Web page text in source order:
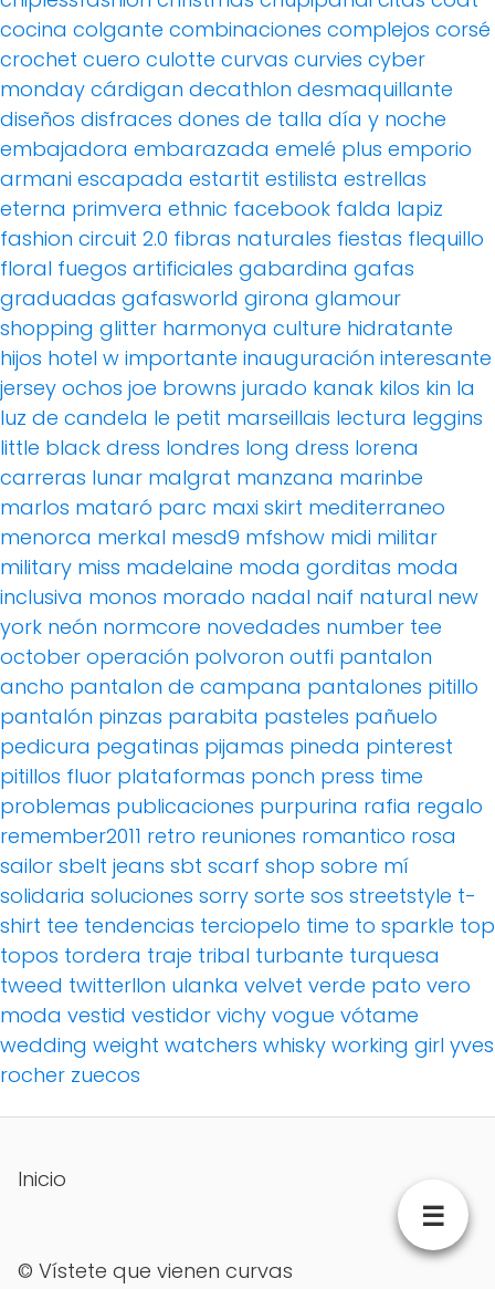
cocina colgante combinaciones complejos corsé
crochet cuero culotte curvas curvies cyber
monday cárdigan decathlon desmaquillante
diseños disfraces dones de talla día y noche
embajadora embarazada emelé plus emporio
armani escapada estartit estilista estrellas
eterna primvera ethnic facebook falda lapiz
fashion circuit 2.0 fibras naturales fiestas flequillo
floral fuegos artificiales gabardina gafas
graduadas gafasworld girona glamour
shopping glitter harmonya culture hidratante
hijos hotel w importante inauguración interesante
jersey ochos joe browns jurado kanak kilos kin la
luz de candela le petit marseillais lectura leggins
little black dress londres long dress lorena
carreras lunar malgrat manzana marinbe
marlos mataró parc maxi skirt mediterraneo
menorca merkal mesd9 mfshow midi militar
military miss madelaine moda gorditas moda
inclusiva monos morado nadal naif natural new
york neón normcore novedades number tee
october operación polvoron outfi pantalon
ancho pantalon de campana pantalones pitillo
pantalón pinzas parabita pasteles pañuelo
pedicura pegatinas pijamas pineda pinterest
pitillos fluor plataformas ponch press time
problemas publicaciones purpurina rafia regalo
remember2011 retro reuniones romantico rosa
sailor sbelt jeans sbt scarf shop sobre mí
solidaria soluciones sorry sorte sos streetstyle t-
shirt tee tendencias terciopelo time to sparkle top
topos tordera traje tribal turbante turquesa
tweed twitterllon ulanka velvet verde pato vero
moda vestid vestidor vichy vogue vótame
wedding weight watchers whisky working girl yves
rocher zuecos
Inicio
© Vístete que vienen curvas
☰